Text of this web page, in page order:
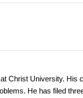
Christ University.
He has filed